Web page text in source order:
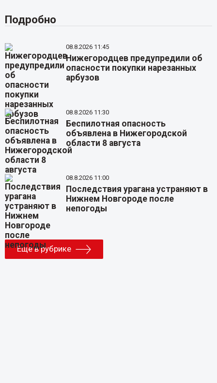
Подробно
08.8.2026 11:45
Нижегородцев предупредили об
опасности покупки нарезанных
арбузов
08.8.2026 11:30
Беспилотная опасность
объявлена в Нижегородской
области 8 августа
08.8.2026 11:00
Последствия урагана устраняют в
Нижнем Новгороде после
непогоды
Еще в рубрике